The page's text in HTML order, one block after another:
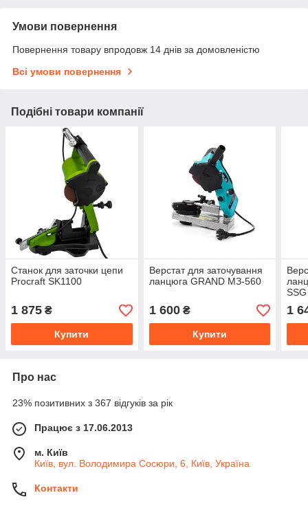
Умови повернення
Повернення товару впродовж 14 днів за домовленістю
Всі умови повернення
Подібні товари компанії
Станок для заточки цепи
Procraft SK1100
1 875 ₴
Купити
Верстат для заточування
ланцюга GRAND МЗ-560
1 600₴
Купити
1
Про нас
23% позитивних з 367 відгуків за рік
Працює з 17.06.2013
м. Київ
Київ, вул. Володимира Сосюри, 6, Київ, Україна
Контакти